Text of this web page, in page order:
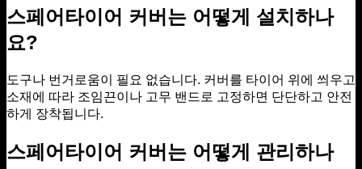
스페어타이어 커버는 어떻게 설치하나
요?
도구나 번거로움이 필요 없습니다. 커버를 타이어 위에 씌우고
소재에 따라 조임끈이나 고무 밴드로 고정하면 단단하고 안전
하게 장착됩니다.
스페어타이어 커버는 어떻게 관리하나